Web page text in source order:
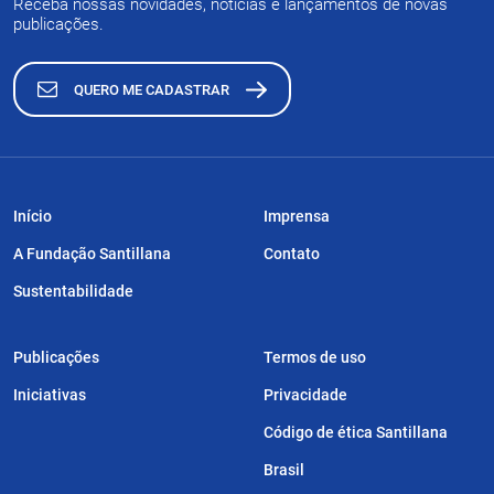
Receba nossas novidades, notícias e lançamentos de novas
publicações.
QUERO ME CADASTRAR
Início
A Fundação Santillana
Sustentabilidade
Publicações
Iniciativas
Imprensa
Contato
Termos de uso
Privacidade
Código de ética Santillana
Brasil